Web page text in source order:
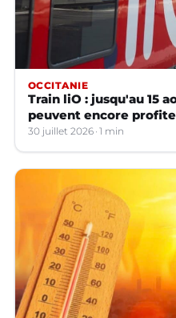
OCCITANIE
Train liO : jusqu'au 15
peuvent encore
30 juillet 2026 1 min